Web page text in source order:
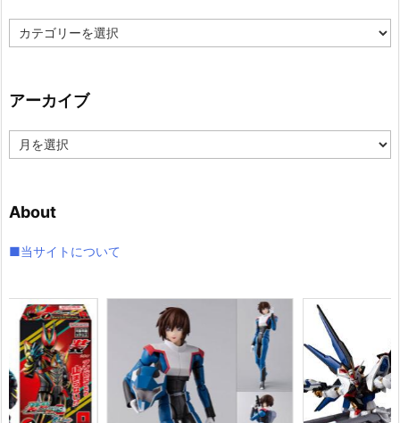
カ
テ
ー
アーカイブ
ー
ブ
About
■当サイトについて